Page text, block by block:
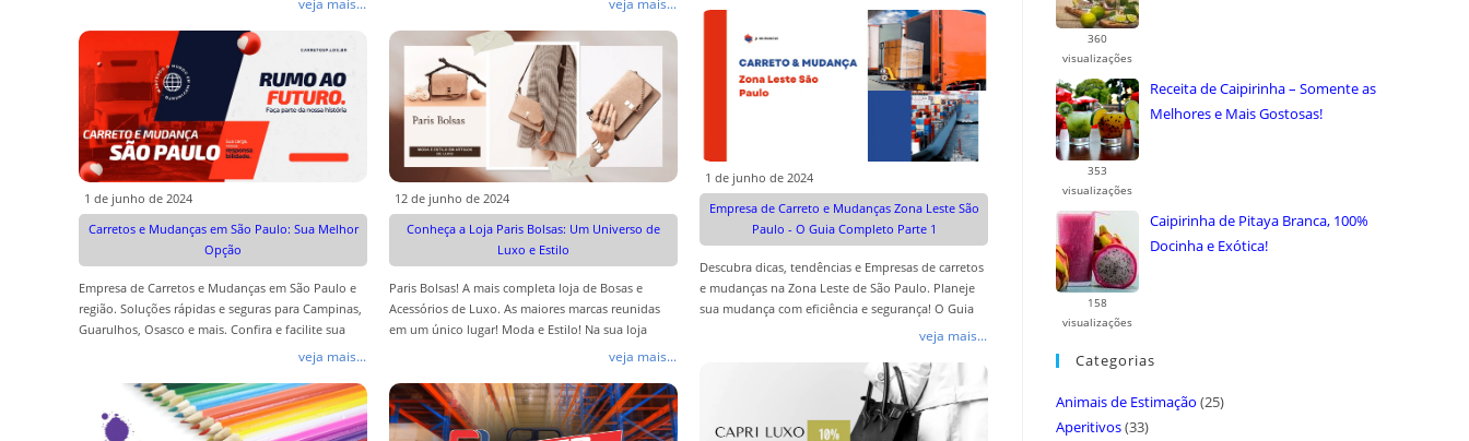
veja mais... veja mais...
1 de junho de 2024
Empresa de Carreto e Mudanças Zona Leste São
Paulo - O Guia Completo Parte 1
Descubra dicas, tendências e Empresas de carretos
e mudanças na Zona Leste de São Paulo. Planeje
sua mudança com eficiência e segurança! O Guia
veja mais...
1 de junho de 2024
Carretos e Mudanças em São Paulo: Sua Melhor
Opção
Empresa de Carretos e Mudanças em São Paulo e
região. Soluções rápidas e seguras para Campinas,
Guarulhos, Osasco e mais. Confira e facilite sua
veja mais...
12 de junho de 2024
Conheça a Loja Paris Bolsas: Um Universo de
Luxo e Estilo
Paris Bolsas! A mais completa loja de Bosas e
Acessórios de Luxo. As maiores marcas reunidas
em um único lugar! Moda e Estilo! Na sua loja
veja mais...
360
visualizações
Receita de Caipirinha – Somente as
Melhores e Mais Gostosas!
353
visualizações
Caipirinha de Pitaya Branca, 100%
Docinha e Exótica!
158
visualizações
Categorias
Animais de Estimação (25)
Aperitivos(33)